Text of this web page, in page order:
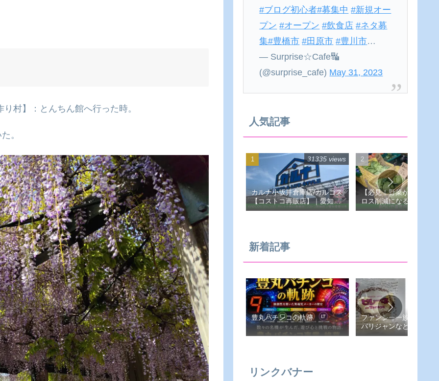
村】：とんちん館へ行った時。
。
#ブログ初心者#募集中 #新規オー
プン #オープン #飲食店 #ネタ募
集#豊橋市 #田原市 #豊川市…
— Surprise☆Cafe🔣
(@surprise_cafe) May 31, 2023
人気記事
カルナ小坂井倉庫店/カルコス
【コストコ再販店】｜愛知県-
豊川市
31335 views
【必見！野菜が安い！フ
ロス削減になる！あらい
売所】愛知県-豊橋市
新着記事
豊丸パチンコの軌跡
ファンシー一族（ピレー
パリジャンなど）
リンクバナー